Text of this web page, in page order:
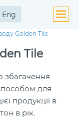
Eng
Golden Tile
Tile
збагачення
для
продукції в
в рік.